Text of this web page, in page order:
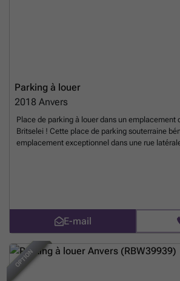
Parking à louer
2018 Anvers
Place de parking à louer dans un emplacement
Britselei ! Cette place de parking souterraine
emplacement exceptionnel dans une rue
principales voies d'accès, ce qui vous permet
aussi bien le centre-ville que le périphérique
partir du 1er août 2026.En savoir plus ?
E-mail
BEST OF
OPTION